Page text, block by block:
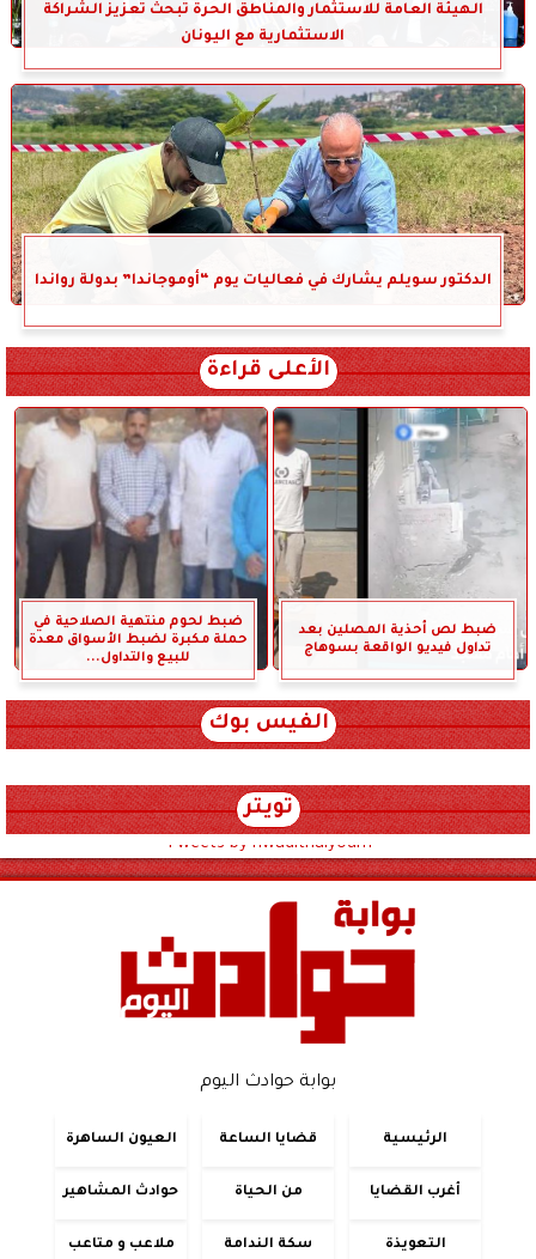
الهيئة العامة للاستثمار والمناطق الحرة تبحث تعزيز الشراكة
الاستثمارية مع اليونان
الدكتور سويلم يشارك في فعاليات يوم “أوموجاندا” بدولة رواندا
الأعلى قراءة
ضبط لص أحذية المصلين بعد
تداول فيديو الواقعة بسوهاج
ضبط لحوم منتهية الصلاحية في
حملة مكبرة لضبط الأسواق معدة
للبيع والتداول...
الفيس بوك
تويتر
Tweets by hwadithalyoum
بوابة حوادث اليوم
الرئيسية قضايا الساعة العيون الساهرة
أغرب القضايا من الحياة حوادث المشاهير
التعويذة سكة الندامة ملاعب و متاعب